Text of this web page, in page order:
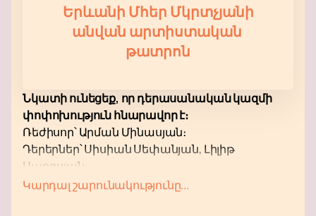
Երևանի Մհեր Մկրտչյանի
անվան արտիստական ​​
թատրոն
Նկատի ունեցեք, որ դերասանական կազմի
փոփոխություն հնարավոր է։
Ռեժիսոր՝ Արման Մինասյան։
Դերերներ՝ Սիսիան Սեփանյան, Լիլիթ
Սարգսյան։
Երևանի Մհեր Մկրտչյանի անվան
Կարդալ շարունակությունը...